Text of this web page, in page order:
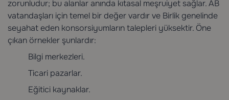
zorunludur; bu alanlar anında kıtasal meşruiyet sağlar. AB
vatandaşları için temel bir değer vardır ve Birlik genelinde
seyahat eden konsorsiyumların talepleri yüksektir. Öne
çıkan örnekler şunlardır:
Bilgi merkezleri.
Ticari pazarlar.
Eğitici kaynaklar.